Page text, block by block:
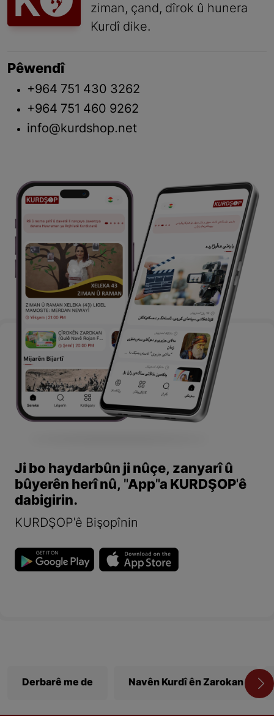
ziman, çand, dîrok û hunera
Kurdî dike.
Pêwendî
+964 751 430 3262
+964 751 460 9262
info@kurdshop.net
Ji bo haydarbûn ji nûçe, zanyarî û
bûyerên herî nû, "App"a KURDŞOP'ê
dabigirin.
KURDŞOP'ê Bişopînin
Derbarê me de Navên Kurdî ên Zarokan